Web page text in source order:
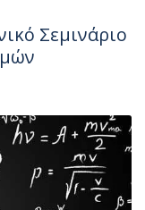
Σεμινάριο